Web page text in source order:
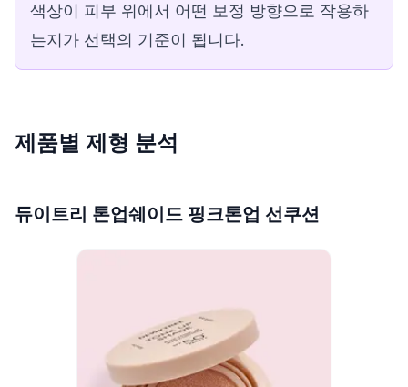
색상이 피부 위에서 어떤 보정 방향으로 작용하
는지가 선택의 기준이 됩니다.
제품별 제형 분석
듀이트리 톤업쉐이드 핑크톤업 선쿠션